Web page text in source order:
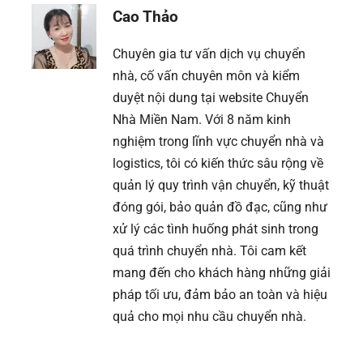
Cao Thảo
Chuyên gia tư vấn dịch vụ chuyển
nhà, cố vấn chuyên môn và kiểm
duyệt nội dung tại website Chuyển
Nhà Miền Nam. Với 8 năm kinh
nghiệm trong lĩnh vực chuyển nhà và
logistics, tôi có kiến thức sâu rộng về
quản lý quy trình vận chuyển, kỹ thuật
đóng gói, bảo quản đồ đạc, cũng như
xử lý các tình huống phát sinh trong
quá trình chuyển nhà. Tôi cam kết
mang đến cho khách hàng những giải
pháp tối ưu, đảm bảo an toàn và hiệu
quả cho mọi nhu cầu chuyển nhà.